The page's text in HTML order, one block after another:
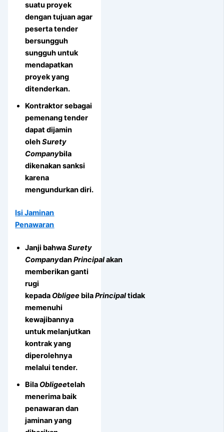
suatu proyek
dengan tujuan agar
peserta tender
bersungguh
sungguh untuk
mendapatkan
proyek yang
ditenderkan.
Kontraktor sebagai
pemenang tender
dapat dijamin
olehSurety
Companybila
dikenakan sanksi
karena
mengundurkan diri.
Isi Jaminan
Penawaran
Janji bahwaSurety
CompanydanPrincipalakan
memberikan ganti
rugi
kepada Obligee bilaPrincipaltidak
memenuhi
kewajibannya
untuk melanjutkan
kontrak yang
diperolehnya
melalui tender.
Bila Obligeetelah
menerima baik
penawaran dan
jaminan yang